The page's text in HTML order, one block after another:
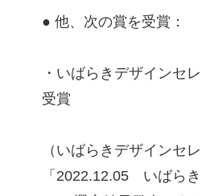
● 他、次の賞を受賞：
・いばらきデザインセ
受賞
（いばらきデザインセ
「2022.12.05 いばら